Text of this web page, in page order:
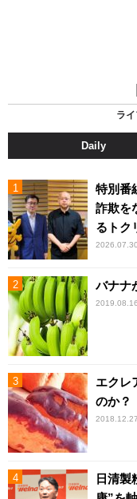
ラ
Daily
特別番
詐欺を
るトク
2026.07.30
バナナ
2019.08.16
エクレ
のか？
2018.12.27
日清製